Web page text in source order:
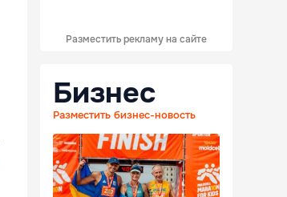
Разместить рекламу на сайте
Бизнес
Разместить бизнес-новость